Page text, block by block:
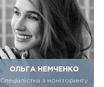
ОЛЬГА НЕМЧЕНКО
Спеціалістка з моніторингу